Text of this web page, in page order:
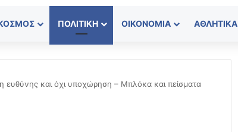
ΠΟΛΙΤΙΚΉ ΟΙΚΟΝΟΜΊΑ ΑΘΛΗΤΙΚΆ
ευθύνης και όχι υποχώρηση – Μπλόκα και πείσματα